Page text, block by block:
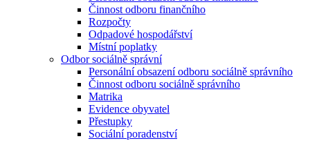
Činnost odboru finančního
Rozpočty
Odpadové hospodářství
Místní poplatky
Odbor sociálně správní
Personální obsazení odboru sociálně správního
Činnost odboru sociálně správního
Matrika
Evidence obyvatel
Přestupky
Sociální poradenství